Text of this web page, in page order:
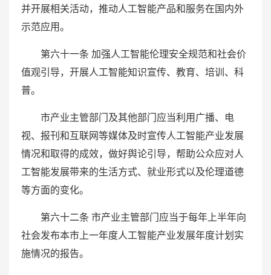
并开展相关活动，推动人工智能产品和服务在国内外
示范应用。
第六十一条 加强人工智能伦理安全规范和社会价
值观引导，开展人工智能知识宣传、教育、培训、科
普。
市产业主管部门及其他部门应当利用广播、电
视、报刊和互联网等媒体及时宣传人工智能产业发展
情况和取得的成效，做好舆论引导，帮助公众应对人
工智能发展带来的生活方式、就业形式以及伦理道德
等方面的变化。
第六十二条 市产业主管部门应当于每年上半年向
社会发布本市上一年度人工智能产业发展年度计划实
施情况的报告。